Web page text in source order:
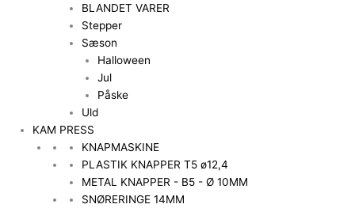
BLANDET VARER
Stepper
Sæson
Halloween
Jul
Påske
Uld
KAM PRESS
KNAPMASKINE
PLASTIK KNAPPER T5 ø12,4
METAL KNAPPER - B5 - Ø 10MM
SNØRERINGE 14MM